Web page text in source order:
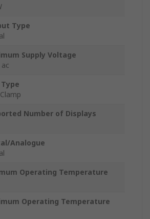
Type
Supply Voltage
Number of Displays
Analogue
Operating Temperature
Operating Temperature